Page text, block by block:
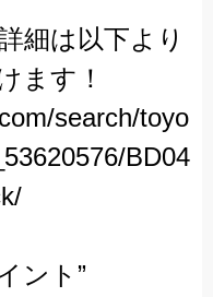
細は以下より
ます！
search/toyo
BD04
ント”